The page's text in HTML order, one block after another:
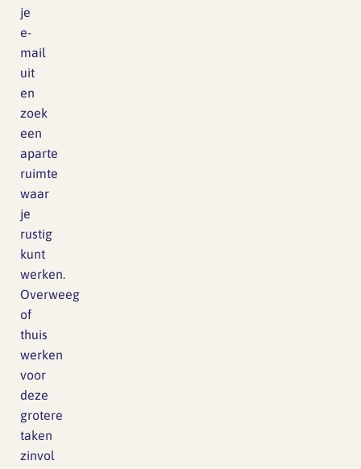
je
e-
mail
uit
en
zoek
een
aparte
ruimte
waar
je
rustig
kunt
werken.
Overweeg
of
thuis
werken
voor
deze
grotere
taken
zinvol